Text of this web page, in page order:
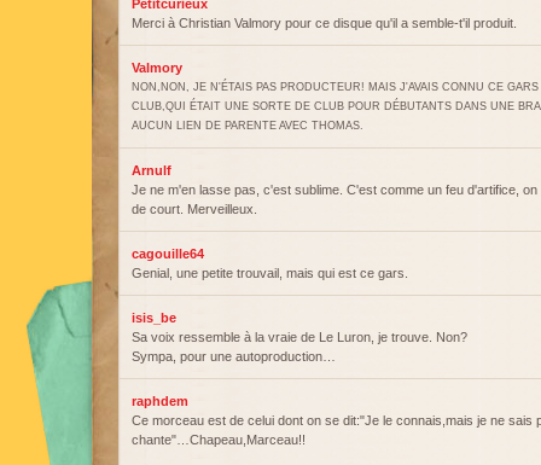
Petitcurieux
Merci à Christian Valmory pour ce disque qu'il a semble-t'il produit.
Valmory
NON,NON, JE N'ÉTAIS PAS PRODUCTEUR! MAIS J'AVAIS CONNU CE GARS
CLUB,QUI ÉTAIT UNE SORTE DE CLUB POUR DÉBUTANTS DANS UNE
AUCUN LIEN DE PARENTE AVEC THOMAS.
Arnulf
Je ne m'en lasse pas, c'est sublime. C'est comme un feu d'artifice,
de court. Merveilleux.
cagouille64
Genial, une petite trouvail, mais qui est ce gars.
isis_be
Sa voix ressemble à la vraie de Le Luron, je trouve. Non?
Sympa, pour une autoproduction…
raphdem
Ce morceau est de celui dont on se dit:"Je le connais,mais je ne sais
chante"…Chapeau,Marceau!!